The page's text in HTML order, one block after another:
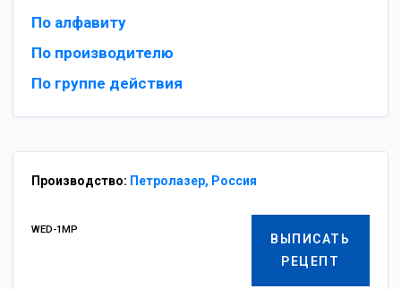
По алфавиту
По производителю
По группе действия
Производство: Петролазер, Россия
ВЫПИСАТЬ
РЕЦЕПТ
WED-1MP